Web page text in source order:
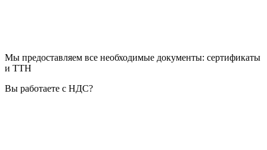
Мы предоставляем все необходимые документы: сертификаты
и ТТН
Вы работаете с НДС?